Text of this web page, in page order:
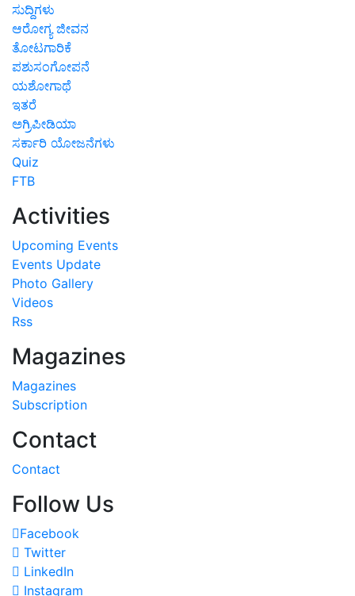
ಸುದ್ದಿಗಳು
ಆರೋಗ್ಯ ಜೀವನ
ತೋಟಗಾರಿಕೆ
ಪಶುಸಂಗೋಪನೆ
ಯಶೋಗಾಥೆ
ಇತರೆ
ಅಗ್ರಿಪೀಡಿಯಾ
ಸರ್ಕಾರಿ ಯೋಜನೆಗಳು
Quiz
FTB
Activities
Upcoming Events
Events Update
Photo Gallery
Videos
Rss
Magazines
Magazines
Subscription
Contact
Contact
Follow Us
Facebook
Twitter
LinkedIn
Instagram